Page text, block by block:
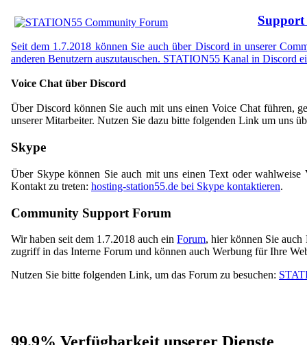
Seit dem 1.7.2018 können Sie auch über Discord in unserer
anderen Benutzern auszutauschen. STATION55 Kanal in Discord
Voice Chat über Discord
Über Discord können Sie auch mit uns einen Voice Chat führen,
unserer Mitarbeiter. Nutzen Sie dazu bitte folgenden Link um uns
Skype
Über Skype können Sie auch mit uns einen Text oder
Kontakt zu treten: hosting-station55.de bei Skype kontaktieren.
Community Support Forum
Wir haben seit dem 1.7.2018 auch einForum, hier können Sie
zugriff in das Interne Forum und können auch Werbung für Ihre
Nutzen Sie bitte folgenden Link, um das Forum zu besuchen: